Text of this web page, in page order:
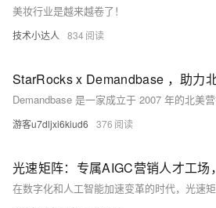
美妆行业是越来越卷了！
技术小达人 834
游客u7dljxi6kiud6 376